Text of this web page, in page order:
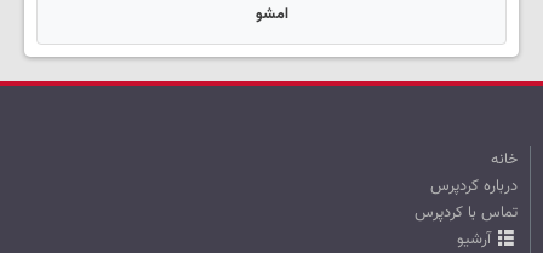
امشو
خانه
درباره کردپرس
تماس با کردپرس
آرشیو